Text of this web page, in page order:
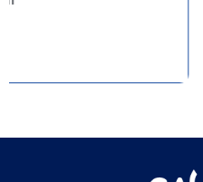
Leia mais